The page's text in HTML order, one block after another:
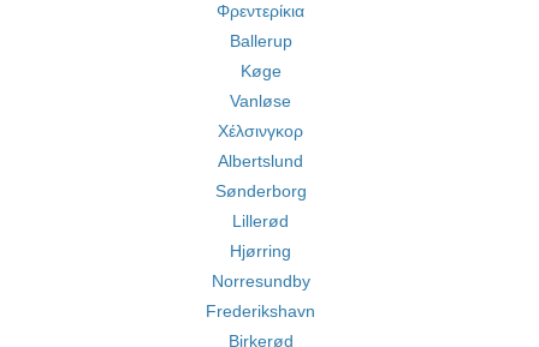
Φρεντερίκια
Ballerup
Køge
Vanløse
Χέλσινγκορ
Albertslund
Sønderborg
Lillerød
Hjørring
Norresundby
Frederikshavn
Birkerød